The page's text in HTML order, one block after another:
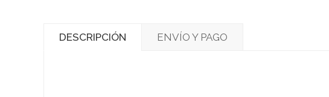
DESCRIPCIÓN ENVÍO Y PAGO